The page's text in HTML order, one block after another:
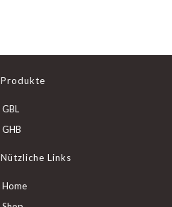
Produkte
GBL
in
neuen
GHB
einer
Nützliche Links
Home